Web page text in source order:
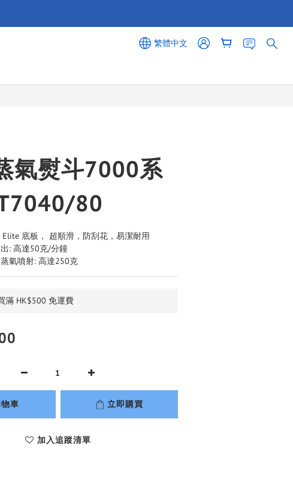
繁體中文
氣熨斗7000系
80
Elite 底板， 超順滑，防刮花，易潔耐用
: 高達50克/分鐘
氣噴射: 高達250克
滿 HK$500 免運費
車 立即購買
加入追蹤清單